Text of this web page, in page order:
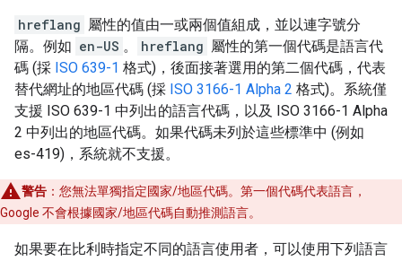
hreflang 屬性的值由一或兩個值組成，並以連字號分
隔。例如 en-US 。 hreflang 屬性的第一個代碼是語言代
碼 (採 ISO 639-1 格式)，後面接著選用的第二個代碼，代表
替代網址的地區代碼 (採 ISO 3166-1 Alpha 2 格式)。系統僅
支援 ISO 639-1 中列出的語言代碼，以及 ISO 3166-1 Alpha
2 中列出的地區代碼。如果代碼未列於這些標準中 (例如
es-419)，系統就不支援。
警告 ：您無法單獨指定國家/地區代碼。第一個代碼代表語言，
Google 不會根據國家/地區代碼自動推測語言。
如果要在比利時指定不同的語言使用者，可以使用下列語言